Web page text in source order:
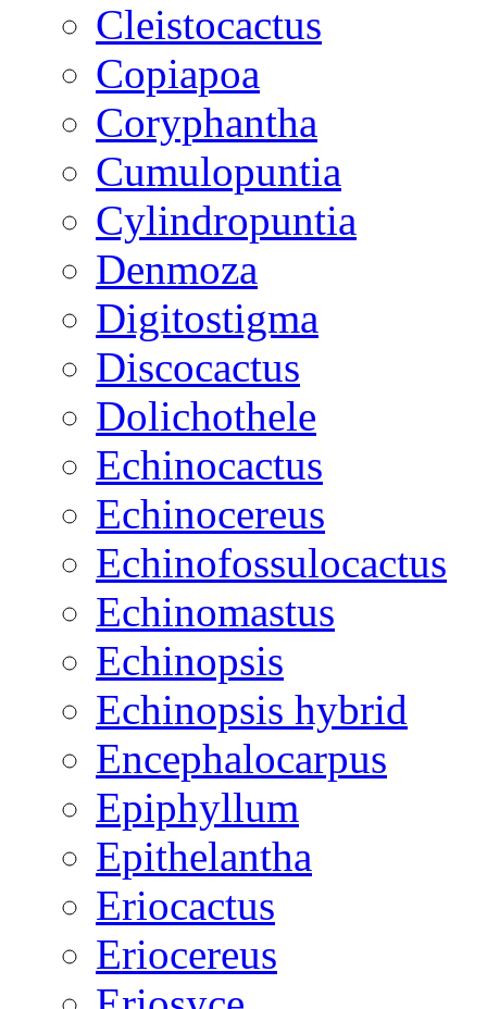
Cleistocactus
Copiapoa
Coryphantha
Cumulopuntia
Cylindropuntia
Denmoza
Digitostigma
Discocactus
Dolichothele
Echinocactus
Echinocereus
Echinofossulocactus
Echinomastus
Echinopsis
Echinopsis hybrid
Encephalocarpus
Epiphyllum
Epithelantha
Eriocactus
Eriocereus